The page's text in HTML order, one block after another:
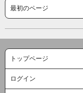
最初のページ
トップページ
ログイン